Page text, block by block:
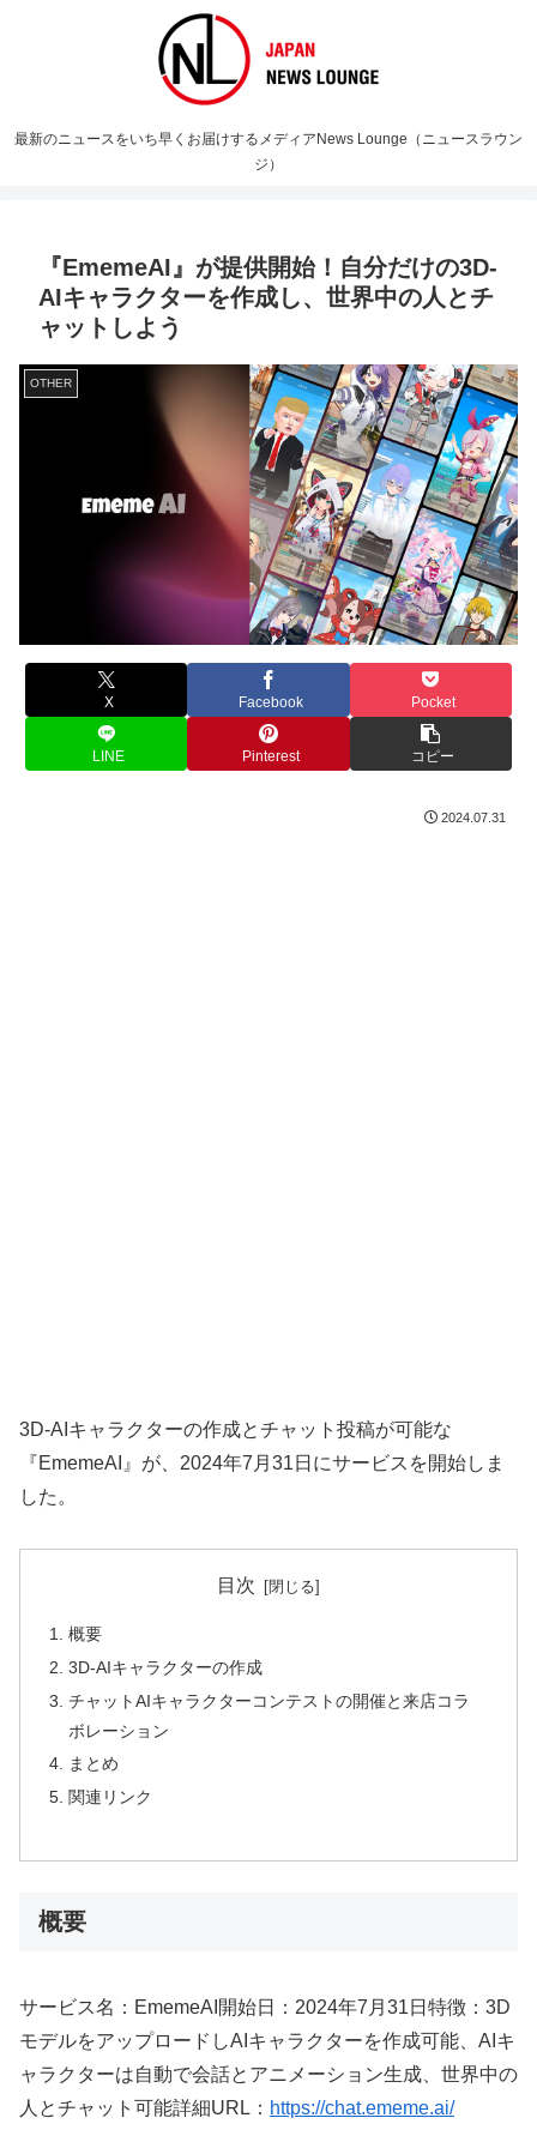
最新のニュースをいち早くお届けするメディアNews Lounge（ニュースラウン
ジ）
『EmemeAI』が提供開始！自分だけの3D-
AIキャラクターを作成し、世界中の人とチ
ャットしよう
OTHER
X Facebook Pocket
LINE Pinterest コピー
2024.07.31
3D-AIキャラクターの作成とチャット投稿が可能な
『EmemeAI』が、2024年7月31日にサービスを開始しま
した。
目次
概要
3D-AIキャラクターの作成
チャットAIキャラクターコンテストの開催と来店コラ
ボレーション
まとめ
関連リンク
概要
サービス名：EmemeAI開始日：2024年7月31日特徴：3D
モデルをアップロードしAIキャラクターを作成可能、AIキ
ャラクターは自動で会話とアニメーション生成、世界中の
人とチャット可能詳細URL： https://chat.ememe.ai/